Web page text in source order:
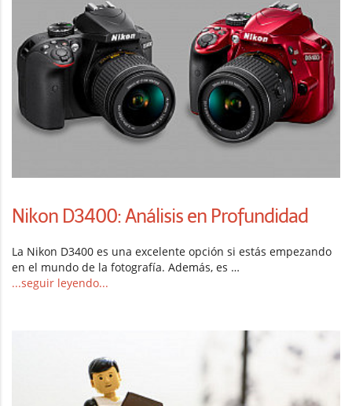
Nikon D3400: Análisis en Profundidad
La Nikon D3400 es una excelente opción si estás empezando
en el mundo de la fotografía. Además, es …
...seguir leyendo...